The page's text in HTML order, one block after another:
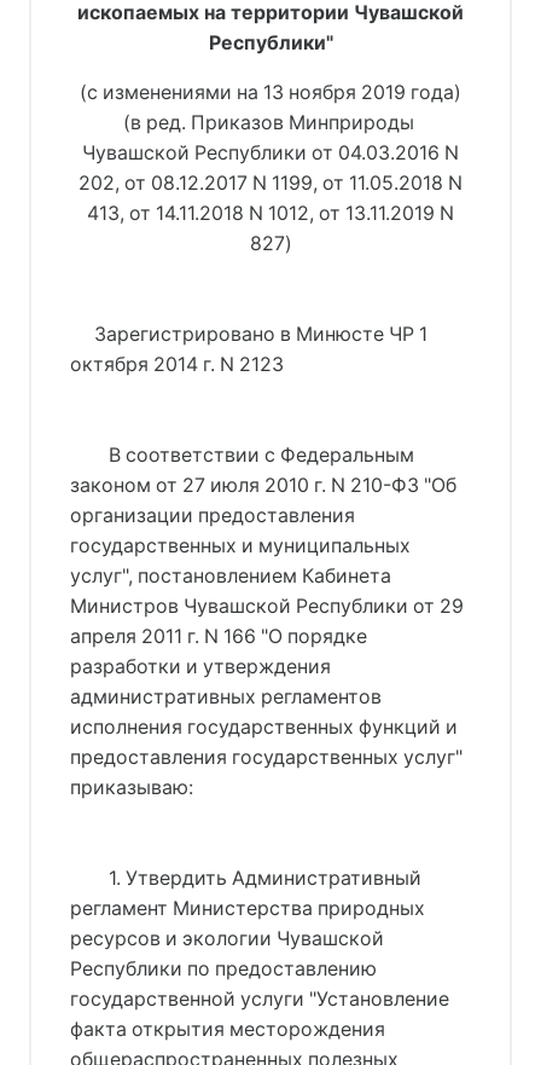
ископаемых на территории Чувашской
Республики"
(с изменениями на 13 ноября 2019 года)
(в ред. Приказов Минприроды
Чувашской Республики от 04.03.2016 N
202, от 08.12.2017 N 1199, от 11.05.2018 N
413, от 14.11.2018 N 1012, от 13.11.2019 N
827)
Зарегистрировано в Минюсте ЧР 1
октября 2014 г. N 2123
В соответствии с Федеральным
законом от 27 июля 2010 г. N 210-ФЗ "Об
организации предоставления
государственных и муниципальных
услуг", постановлением Кабинета
Министров Чувашской Республики от 29
апреля 2011 г. N 166 "О порядке
разработки и утверждения
административных регламентов
исполнения государственных функций и
предоставления государственных услуг"
приказываю:
1. Утвердить Административный
регламент Министерства природных
ресурсов и экологии Чувашской
Республики по предоставлению
государственной услуги "Установление
факта открытия месторождения
общераспространенных полезных